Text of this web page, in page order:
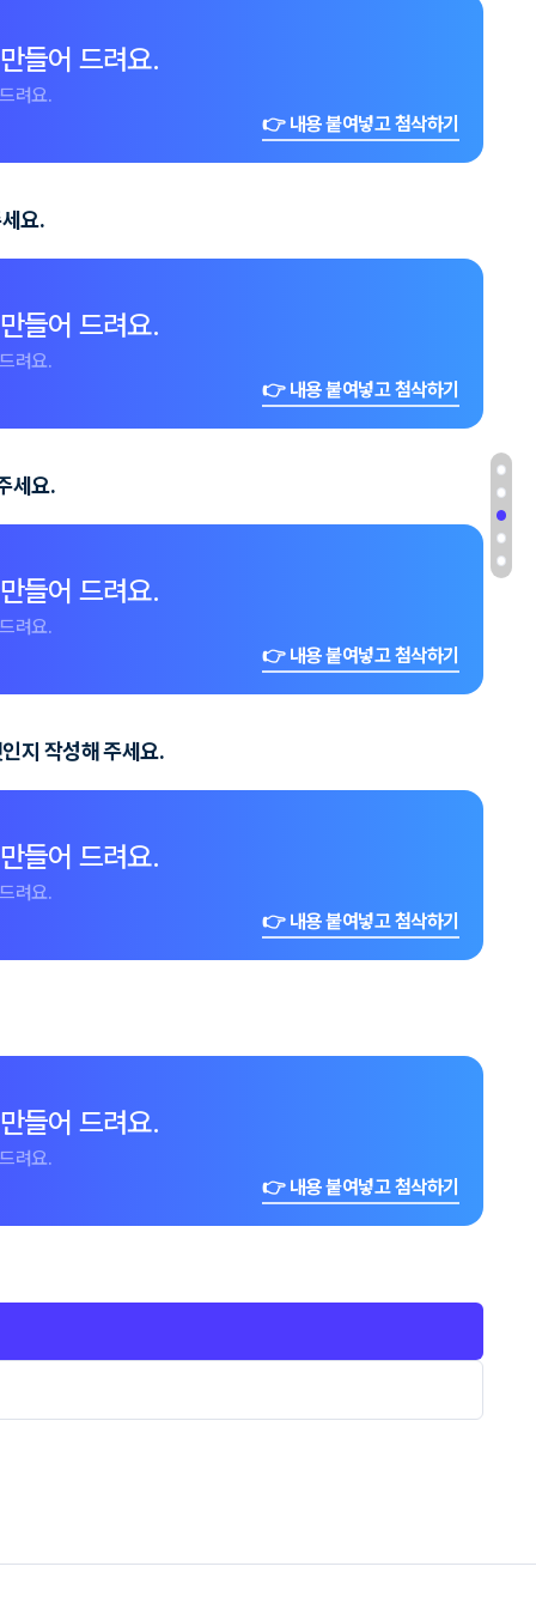
들어 드려요.
려요.
👉 내용 붙여넣고 첨삭하기
요.
들어 드려요.
려요.
👉 내용 붙여넣고 첨삭하기
세요.
들어 드려요.
려요.
👉 내용 붙여넣고 첨삭하기
지 작성해 주세요.
들어 드려요.
려요.
👉 내용 붙여넣고 첨삭하기
들어 드려요.
려요.
👉 내용 붙여넣고 첨삭하기